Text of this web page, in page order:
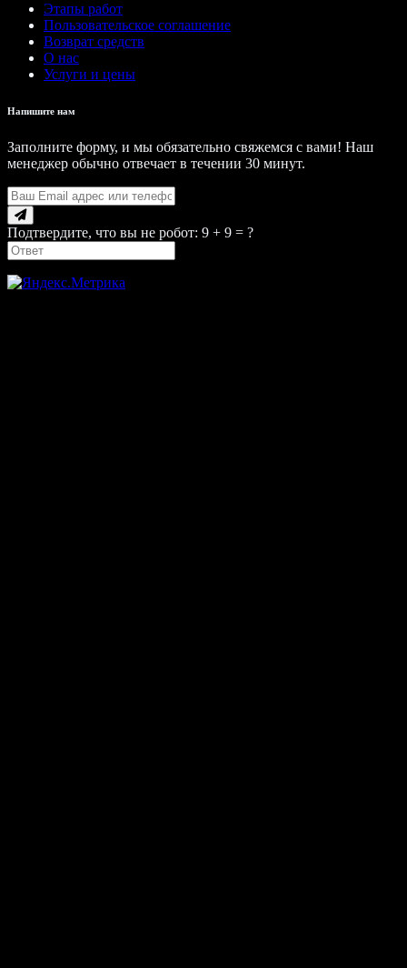
Этапы работ
Пользовательское соглашение
Возврат средств
О нас
Услуги и цены
Напишите нам
Заполните форму, и мы обязательно свяжемся с вами! Наш
менеджер обычно отвечает в течении 30 минут.
Подтвердите, что вы не робот: 9 + 9 = ?